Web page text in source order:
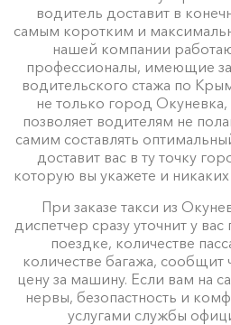
водитель доставит в
самым коротким и
нашей компании
профессионалы, имеющие
водительского стажа по
не только город
позволяет водителям не
самим составлять
доставит вас в ту точку
которую вы укажете и никаких
При заказе такси из
диспетчер сразу уточнит у
поездке, количестве
количестве багажа,
цену за машину. Если вам на
нервы, безопастность и
услугами службы